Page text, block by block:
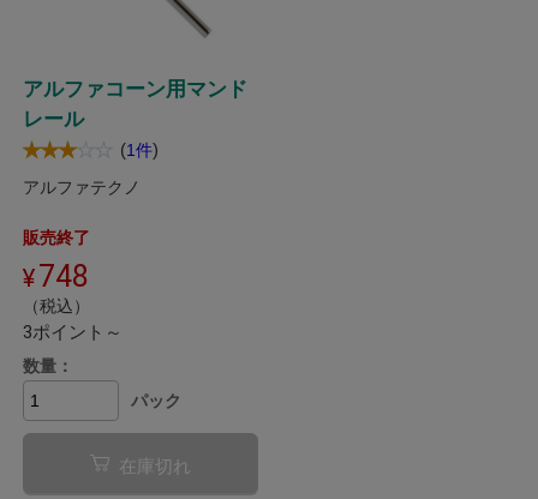
アルファコーン用マンド
レール
(1件)
アルファテクノ
販売終了
748
（税込）
3ポイント～
数量：
パック
在庫切れ